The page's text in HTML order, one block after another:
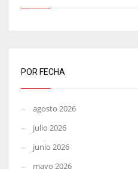
POR FECHA
agosto 2026
julio 2026
junio 2026
mayo 2026